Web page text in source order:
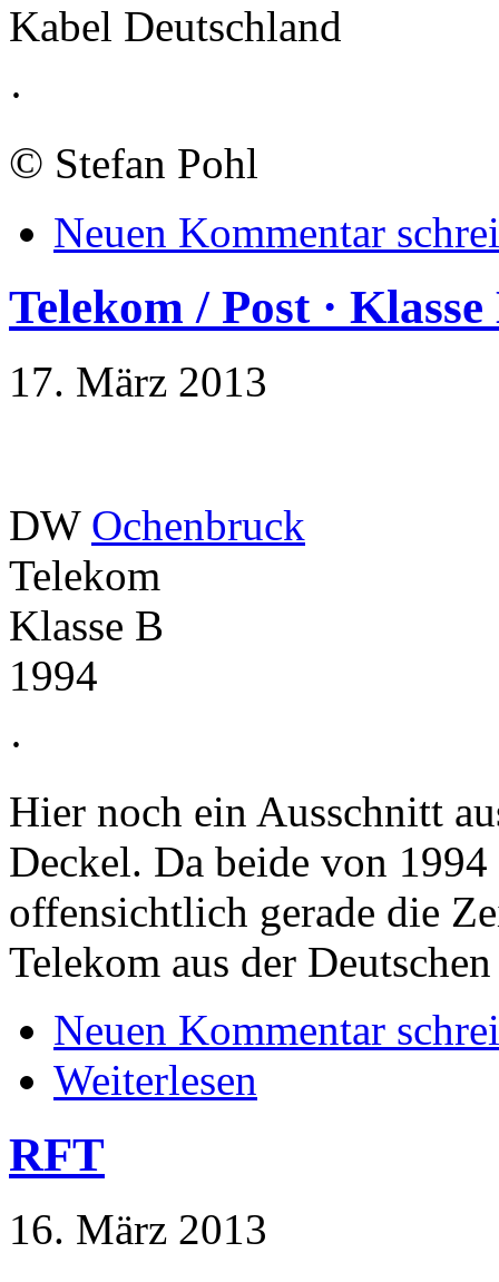
Kabel Deutschland
·
© Stefan Pohl
Neuen Kommentar
Telekom / Post · Klasse
17. März 2013
DW Ochenbruck
Telekom
Klasse B
1994
·
Hier noch ein Ausschnitt
Deckel. Da beide von
offensichtlich gerade die
Telekom aus der
Neuen Kommentar
Weiterlesen
RFT
16. März 2013